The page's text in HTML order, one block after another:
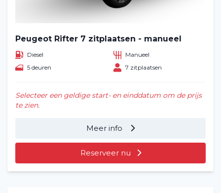
Peugeot Rifter 7 zitplaatsen - manueel
Diesel
Manueel
5 deuren
7 zitplaatsen
Selecteer een geldige start- en einddatum om de prijs
te zien.
Meer info
Reserveer nu